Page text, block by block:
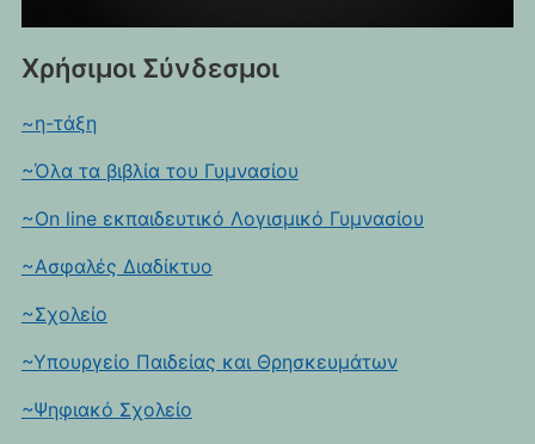
Χρήσιμοι Σύνδεσμοι
~η-τάξη
~Όλα τα βιβλία του Γυμνασίου
~On line εκπαιδευτικό Λογισμικό Γυμνασίου
~Ασφαλές Διαδίκτυο
~Σχολείο
~Υπουργείο Παιδείας και Θρησκευμάτων
~Ψηφιακό Σχολείο